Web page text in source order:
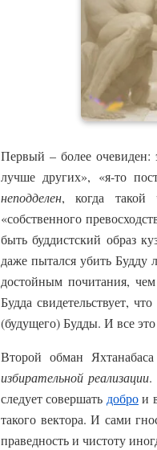
Первый – более очевиден:
лучше других», «я-то
неподделен, когда такой
«собственного
быть буддистский образ
даже пытался убить Будду
достойным почитания,
Будда свидетельствует,
(будущего) Будды. И все
Второй обман
избирательной реализации.
следует совершать доброи
такого вектора. И сами
праведность и чистоту